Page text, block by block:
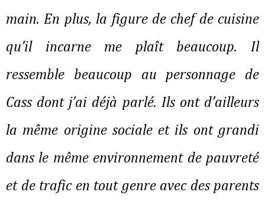
main. En plus, la figure de chef de cuisine
qu’il incarne me plaît beaucoup. Il
ressemble beaucoup au personnage de
Cass dont j’ai déjà parlé. Ils ont d’ailleurs
la même origine sociale et ils ont grandi
dans le même environnement de pauvreté
et de trafic en tout genre avec des parents